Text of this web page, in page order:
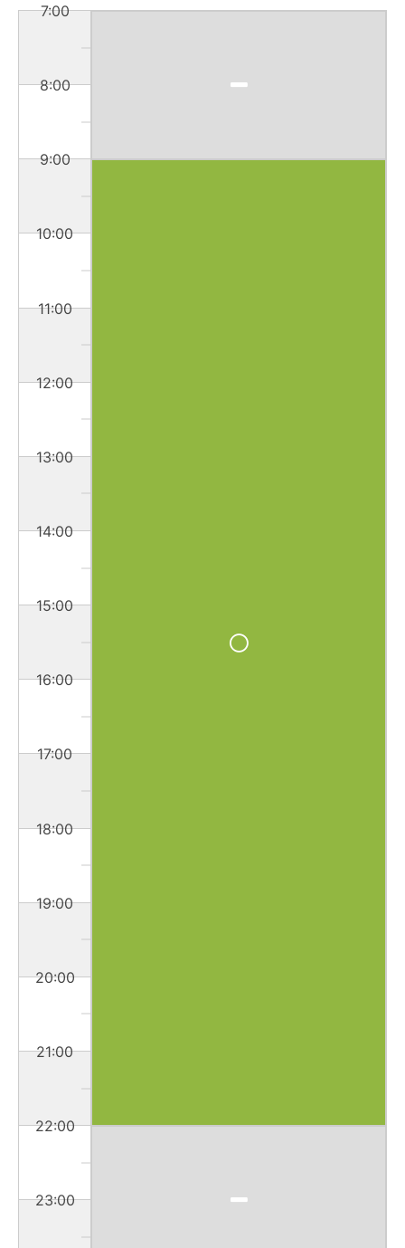
7:00
8:00
9:00
10:00
11:00
12:00
13:00
14:00
15:00
16:00
17:00
18:00
19:00
20:00
21:00
22:00
23:00